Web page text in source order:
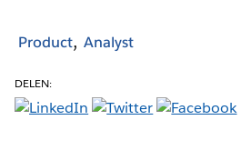
Product Analyst
DELEN: